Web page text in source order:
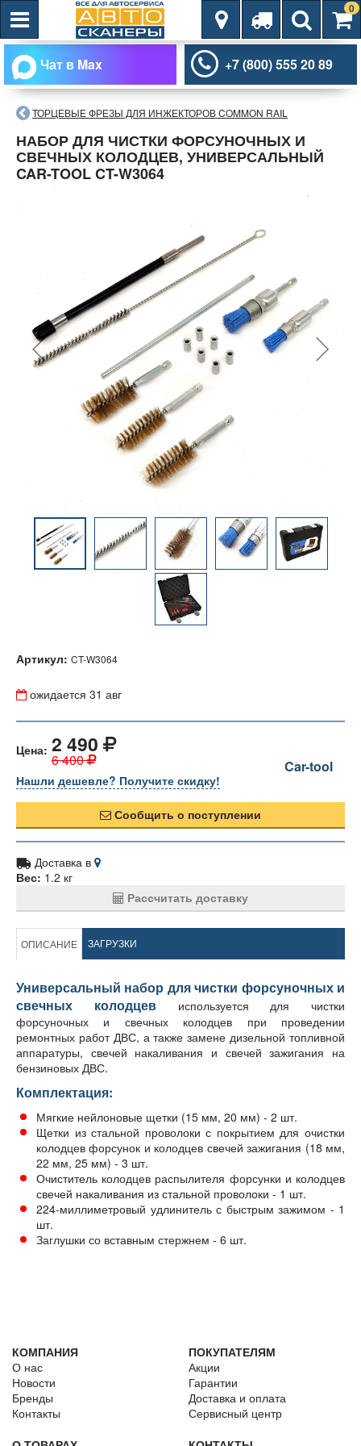
0
Чат в Max +7 (800) 555 20 89
ТОРЦЕВЫЕ ФРЕЗЫ ДЛЯ ИНЖЕКТОРОВ COMMON RAIL
НАБОР ДЛЯ ЧИСТКИ ФОРСУНОЧНЫХ И
СВЕЧНЫХ КОЛОДЦЕВ, УНИВЕРСАЛЬНЫЙ
CAR-TOOL CT-W3064
Артикул: CT-W3064
ожидается 31 авг
Цена: 2 490
6 400 Car-tool
Нашли дешевле? Получите скидку!
Сообщить о поступлении
Доставка в
Вес: 1.2 кг
Рассчитать доставку
ОПИСАНИЕ ЗАГРУЗКИ
Универсальный набор для чистки форсуночных и
свечных колодцев
используется для чистки
форсуночных и свечных колодцев при проведении
ремонтных работ ДВС, а также замене дизельной топливной
аппаратуры, свечей накаливания и свечей зажигания на
бензиновых ДВС.
Комплектация:
Мягкие нейлоновые щетки (15 мм, 20 мм) - 2 шт.
Щетки из стальной проволоки с покрытием для очистки
колодцев форсунок и колодцев свечей зажигания (18 мм,
22 мм, 25 мм) - 3 шт.
Очиститель колодцев распылителя форсунки и колодцев
свечей накаливания из стальной проволоки - 1 шт.
224-миллиметровый удлинитель с быстрым зажимом - 1
шт.
Заглушки со вставным стержнем - 6 шт.
КОМПАНИЯ
О нас
Новости
Бренды
Контакты
ПОКУПАТЕЛЯМ
Акции
Гарантии
Доставка и оплата
Сервисный центр